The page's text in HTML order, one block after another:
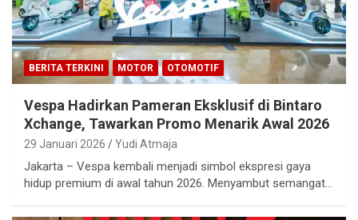
BERITA TERKINI MOTOR OTOMOTIF
Vespa Hadirkan Pameran Eksklusif di Bintaro
Xchange, Tawarkan Promo Menarik Awal 2026
29 Januari 2026 Yudi Atmaja
Jakarta – Vespa kembali menjadi simbol ekspresi gaya
hidup premium di awal tahun 2026. Menyambut semangat…